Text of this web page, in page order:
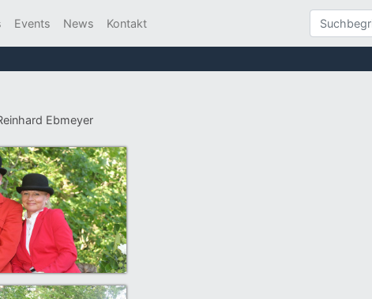
Events News Kontakt
Ebmeyer